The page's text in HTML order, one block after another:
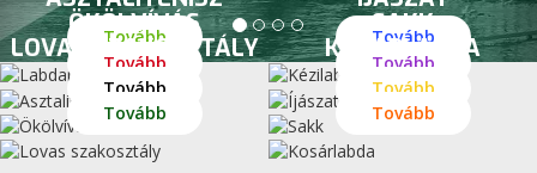
Tovább Tovább
Tovább Tovább
ÖKÖLVÍVÁS
Tovább
SAKK
Tovább
LOVAS SZAKOSZTÁLY
Tovább
KOSÁRLABDA
Tovább